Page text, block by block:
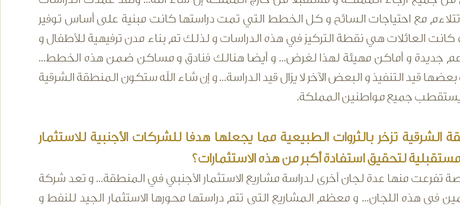
وتتلاءم مع احتياجات السائح و كل الخطط التي تمت دراستها كانت مبنية على أساس توفير
كانت العائلات هي نقطة التركيز في هذه الدراسات و لذلك تم بناء مدن ترفيهية للأطفال و
جديدة و أماكن مهيئة لهذا لغرض... و أيضا هنالك فنادق و مساكن ضمن هذه الخطط...
قيد التنفيذ و البعض الآخر لا يزال قيد الدراسة... و إن شاء الله ستكون المنطقة الشرقية
يستقطب جميع مواطنين المملكة.
تزخر بالثروات الطبيعية مما يجعلها هدفا للشركات الأجنبية للاستثمار
لتحقيق استفادة أكبر من هذه الاستثمارات؟
تفرعت منها عدة لجان أخرى لدراسة مشاريع الاستثمار الأجنبي في المنطقة... و تعد شركة
في هذه اللجان... و معظم المشاريع التي تتم دراستها محورها الاستثمار الجيد للنفط و